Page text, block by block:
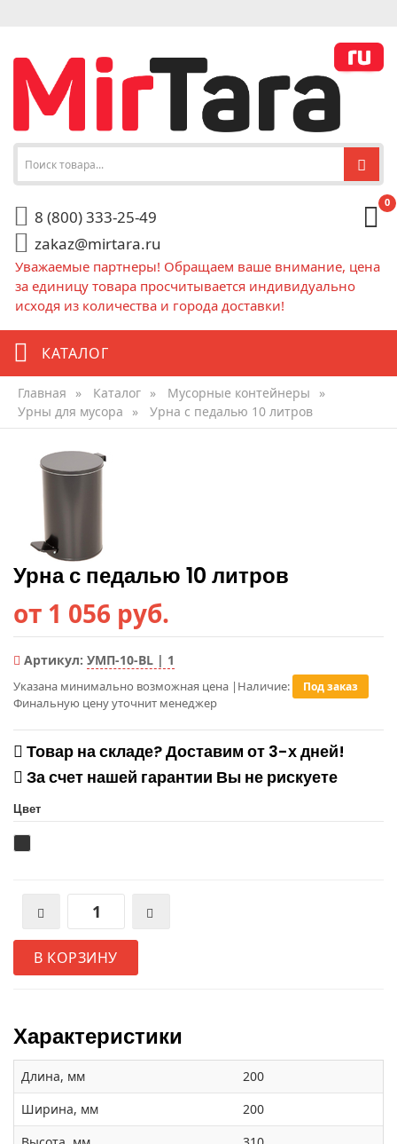
8 (800) 333-25-49
zakaz@mirtara.ru
0
Уважаемые партнеры! Обращаем ваше внимание, цена
за единицу товара просчитывается индивидуально
исходя из количества и города доставки!
КАТАЛОГ
Главная » Каталог » Мусорные контейнеры
»
Урны для мусора
» Урна с педалью 10 литров
Урна с педалью 10 литров
от 1 056 руб.
Артикул: УМП-10-BL | 1
Указана минимально возможная цена |
Финальную цену уточнит менеджер
Наличие: Под заказ
Товар на складе? Доставим от 3-х дней!
За счет нашей гарантии Вы не рискуете
Цвет
В КОРЗИНУ
Характеристики
Длина, мм
200
Ширина, мм
200